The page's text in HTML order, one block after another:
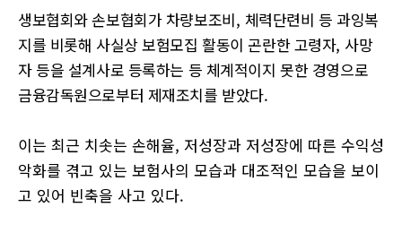
생보협회와 손보협회가 차량보조비, 체력단련비 등 과잉복
지를 비롯해 사실상 보험모집 활동이 곤란한 고령자, 사망
자 등을 설계사로 등록하는 등 체계적이지 못한 경영으로
금융감독원으로부터 제재조치를 받았다.
이는 최근 치솟는 손해율, 저성장과 저성장에 따른 수익성
악화를 겪고 있는 보험사의 모습과 대조적인 모습을 보이
고 있어 빈축을 사고 있다.